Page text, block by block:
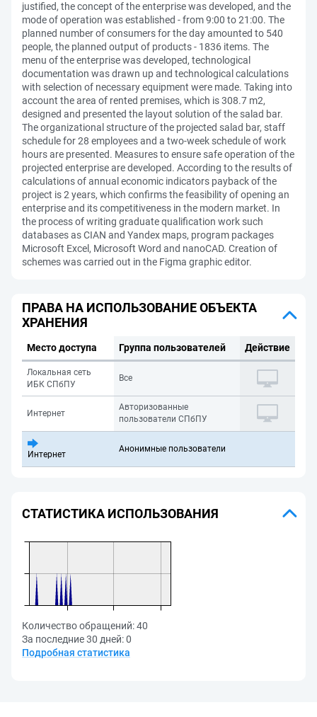
justified, the concept of the enterprise was developed, and the
mode of operation was established - from 9:00 to 21:00. The
planned number of consumers for the day amounted to 540
people, the planned output of products - 1836 items. The
menu of the enterprise was developed, technological
documentation was drawn up and technological calculations
with selection of necessary equipment were made. Taking into
account the area of rented premises, which is 308.7 m2,
designed and presented the layout solution of the salad bar.
The organizational structure of the projected salad bar, staff
schedule for 28 employees and a two-week schedule of work
hours are presented. Measures to ensure safe operation of the
projected enterprise are developed. According to the results of
calculations of annual economic indicators payback of the
project is 2 years, which confirms the feasibility of opening an
enterprise and its competitiveness in the modern market. In
the process of writing graduate qualification work such
databases as CIAN and Yandex maps, program packages
Microsoft Excel, Microsoft Word and nanoCAD. Creation of
schemes was carried out in the Figma graphic editor.
ПРАВА НА ИСПОЛЬЗОВАНИЕ ОБЪЕКТА
ХРАНЕНИЯ
Место доступа Группа пользователей Действие
Локальная сеть
ИБК СПбПУ
Все
Интернет
Авторизованные
пользователи СПбПУ
Интернет
Анонимные пользователи
СТАТИСТИКА ИСПОЛЬЗОВАНИЯ
Количество обращений:40
За последние 30 дней:0
Подробная статистика